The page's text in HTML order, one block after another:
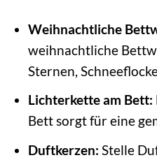
Weihnachtliche
weihnachtliche
Sternen,
Lichterkette am Bett:
Bett sorgt für eine
Duftkerzen: Stelle